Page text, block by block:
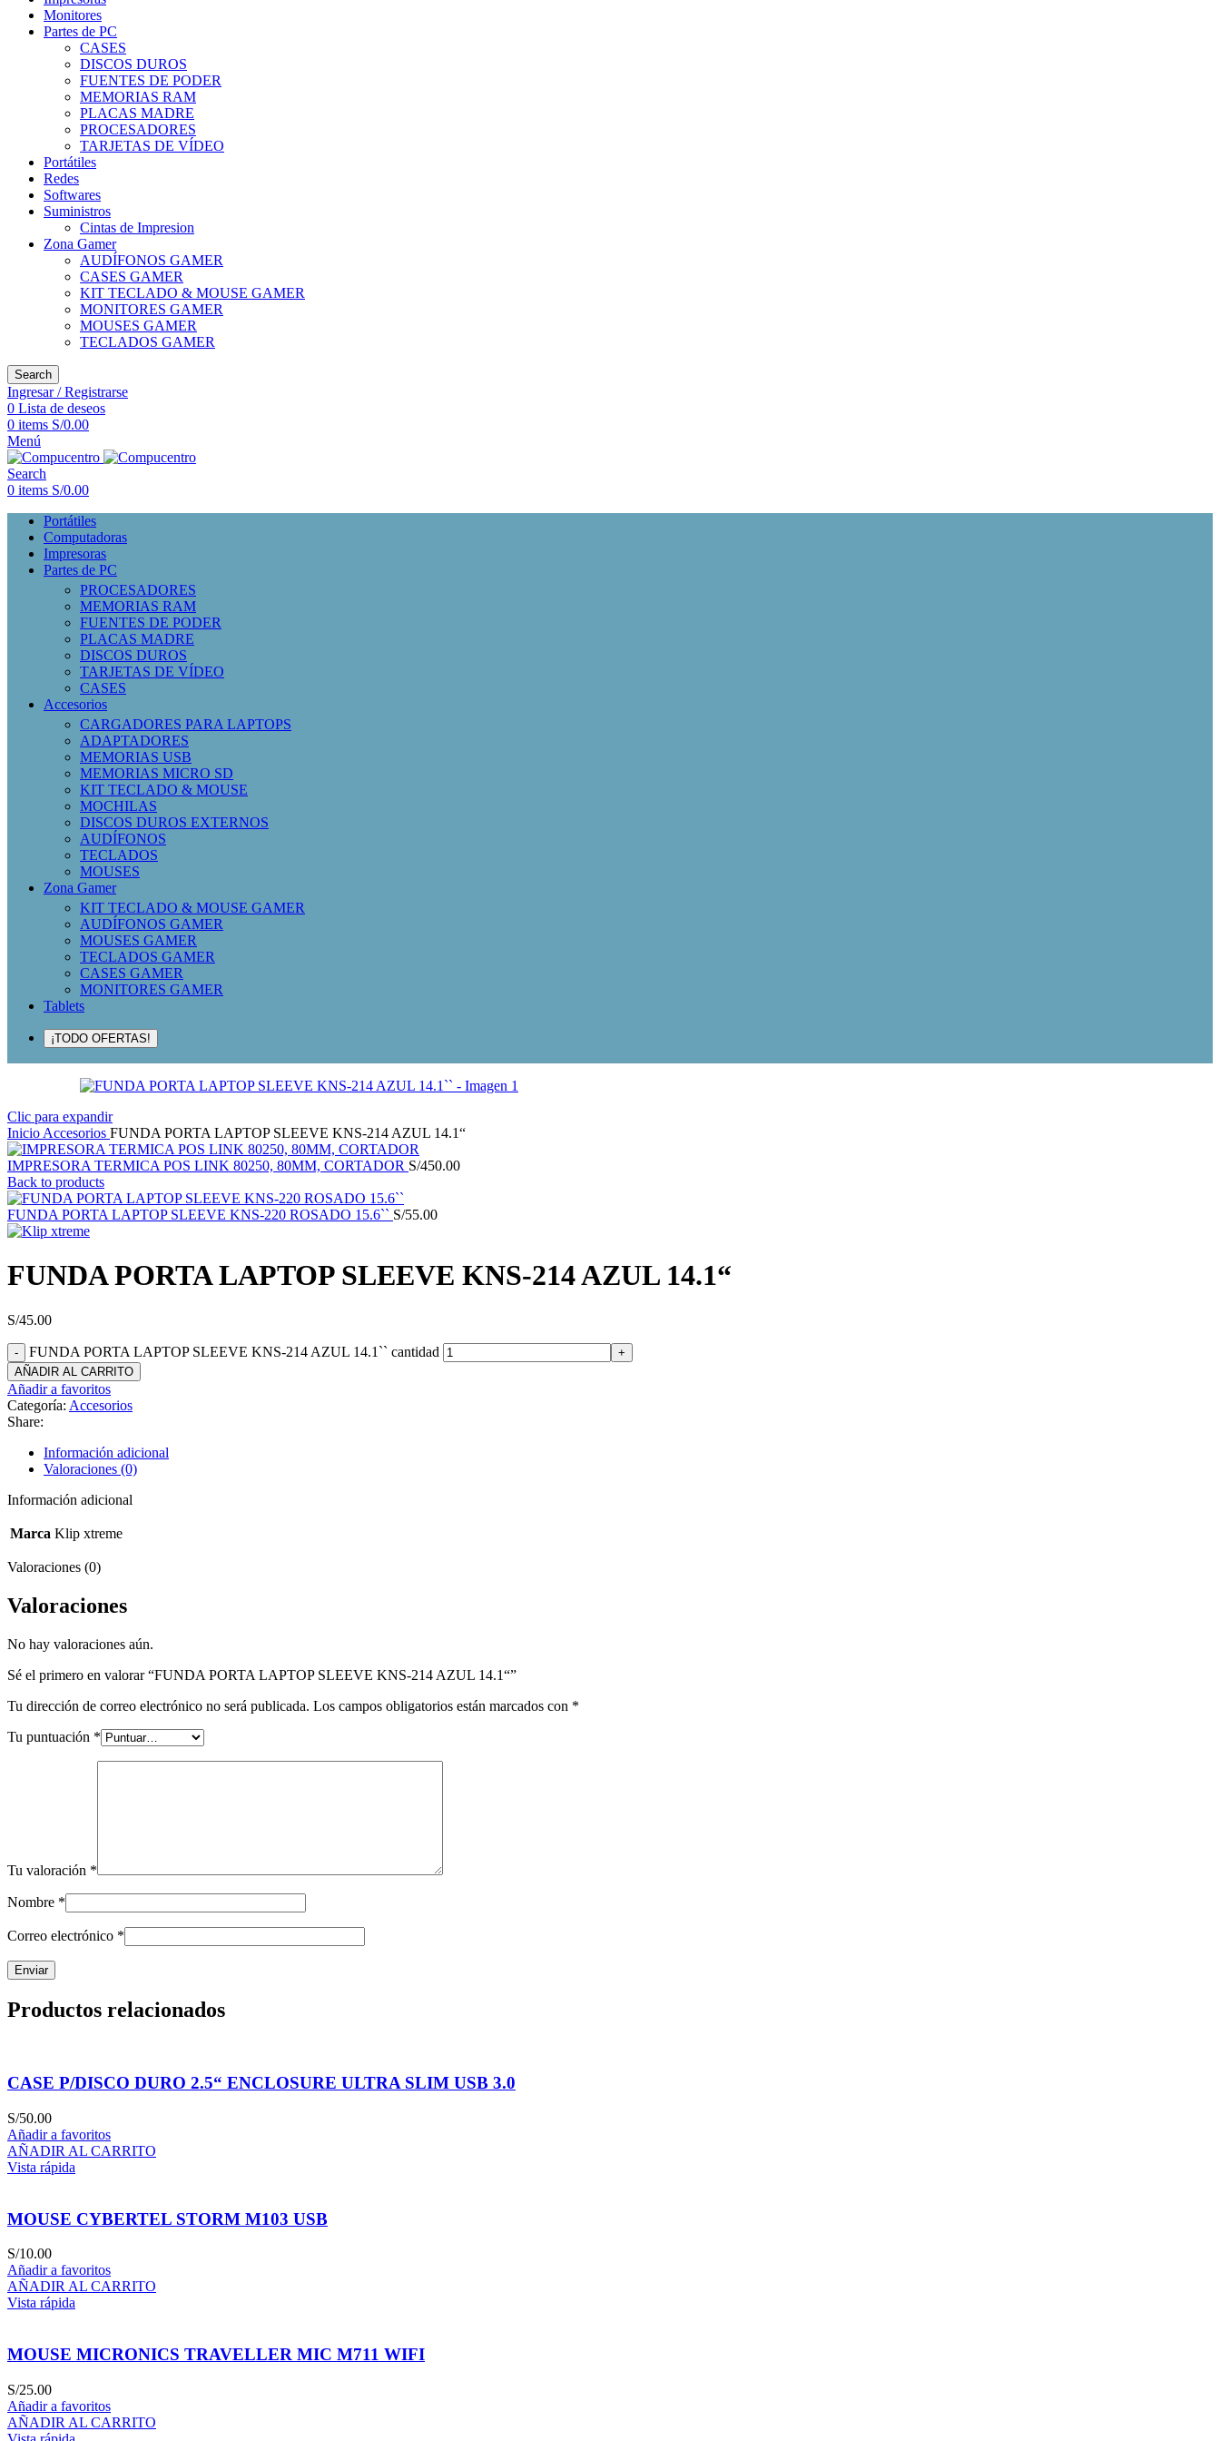
Monitores
Partes de PC
CASES
DISCOS DUROS
FUENTES DE PODER
MEMORIAS RAM
PLACAS MADRE
PROCESADORES
TARJETAS DE VÍDEO
Portátiles
Redes
Softwares
Suministros
Cintas de Impresion
Zona Gamer
AUDÍFONOS GAMER
CASES GAMER
KIT TECLADO & MOUSE GAMER
MONITORES GAMER
MOUSES GAMER
TECLADOS GAMER
Search
Ingresar / Registrarse
0 Lista de deseos
0 items S/0.00
Menú
Search
0 items S/0.00
Portátiles
Computadoras
Impresoras
Partes de PC
PROCESADORES
MEMORIAS RAM
FUENTES DE PODER
PLACAS MADRE
DISCOS DUROS
TARJETAS DE VÍDEO
CASES
Accesorios
CARGADORES PARA LAPTOPS
ADAPTADORES
MEMORIAS USB
MEMORIAS MICRO SD
KIT TECLADO & MOUSE
MOCHILAS
DISCOS DUROS EXTERNOS
AUDÍFONOS
TECLADOS
MOUSES
Zona Gamer
KIT TECLADO & MOUSE GAMER
AUDÍFONOS GAMER
MOUSES GAMER
TECLADOS GAMER
CASES GAMER
MONITORES GAMER
Tablets
¡TODO OFERTAS!
Clic para expandir
Inicio Accesorios FUNDA PORTA LAPTOP SLEEVE KNS-214 AZUL 14.1“
IMPRESORA TERMICA POS LINK 80250, 80MM, CORTADOR S/450.00
Back to products
FUNDA PORTA LAPTOP SLEEVE KNS-220 ROSADO 15.6`` S/55.00
FUNDA PORTA LAPTOP SLEEVE KNS-214 AZUL 14.1“
S/45.00
FUNDA PORTA LAPTOP SLEEVE KNS-214 AZUL 14.1`` cantidad
AÑADIR AL CARRITO
Añadir a favoritos
Categoría: Accesorios
Share:
Información adicional
Valoraciones (0)
Información adicional
Marca Klip xtreme
Valoraciones (0)
Valoraciones
No hay valoraciones aún.
Sé el primero en valorar “FUNDA PORTA LAPTOP SLEEVE KNS-214 AZUL 14.1“”
Tu dirección de correo electrónico no será publicada. Los campos obligatorios están marcados con *
Tu puntuación *
Tu valoración *
Nombre *
Correo electrónico *
Productos relacionados
CASE P/DISCO DURO 2.5“ ENCLOSURE ULTRA SLIM USB 3.0
S/50.00
Añadir a favoritos
AÑADIR AL CARRITO
Vista rápida
MOUSE CYBERTEL STORM M103 USB
S/10.00
Añadir a favoritos
AÑADIR AL CARRITO
Vista rápida
MOUSE MICRONICS TRAVELLER MIC M711 WIFI
S/25.00
Añadir a favoritos
AÑADIR AL CARRITO